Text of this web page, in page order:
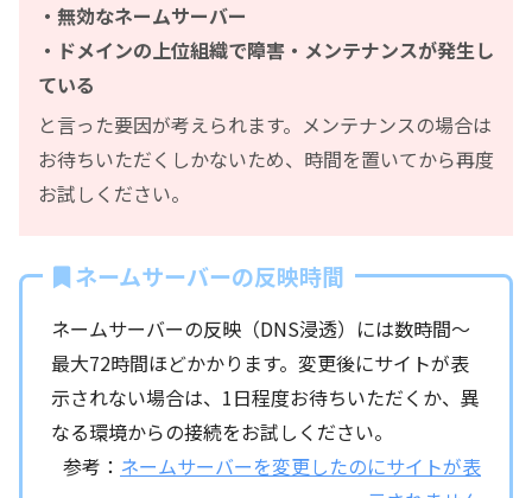
・無効なネームサーバー
・ドメインの上位組織で障害・メンテナンスが発生し
ている
と言った要因が考えられます。メンテナンスの場合は
お待ちいただくしかないため、時間を置いてから再度
お試しください。
ネームサーバーの反映時間
ネームサーバーの反映（DNS浸透）には数時間～
最大72時間ほどかかります。変更後にサイトが表
示されない場合は、1日程度お待ちいただくか、異
なる環境からの接続をお試しください。
参考： ネームサーバーを変更したのにサイトが表